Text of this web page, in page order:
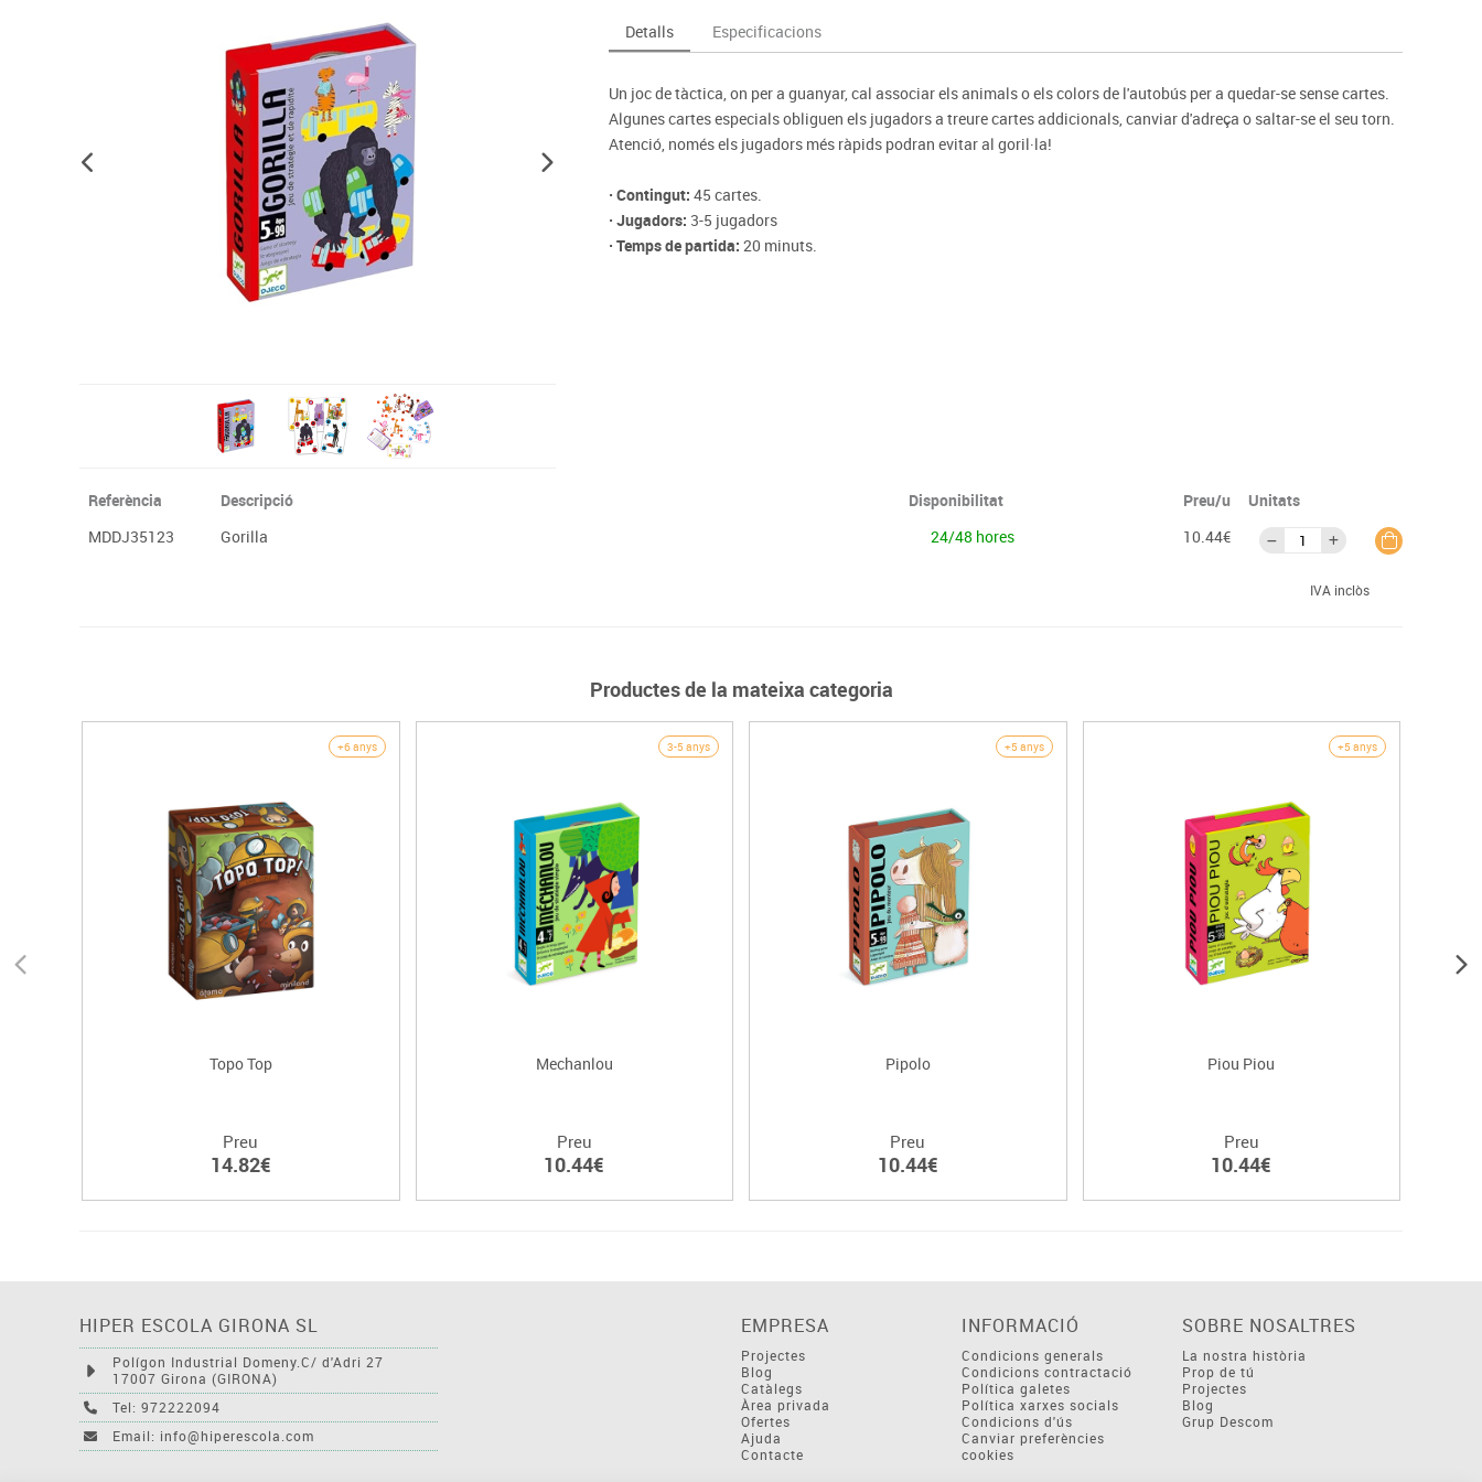
Plastificació, enquadernació i destrucció
Dibuix tècnic i artístic
Espais exteriors
Psicomotricitat
Jocs simbòlics
Mobiliari tecnològic
Monitors interactius
Videoprojecció
Taules escolars, abatibles i polivalents
Penjadors, prestatges i taquilles
Cadires, bancs i tamborets
Entrenament
Foam
Esports raqueta
Gimnàstica rítmica
Detalls Especificacions
Un joc de tàctica, on per a guanyar, cal associar els animals o els colors de l'autobús per a quedar-se sense cartes.
Algunes cartes especials obliguen els jugadors a treure cartes addicionals, canviar d'adreça o saltar-se el seu torn.
Atenció, només els jugadors més ràpids podran evitar al goril·la!
· Contingut: 45 cartes.
· Jugadors: 3-5 jugadors
· Temps de partida: 20 minuts.
Referència Descripció Disponibilitat Preu/u
Unitats
MDDJ35123
Gorilla 24/48 hores 10.44€
IVA inclòs
Productes de la mateixa categoria
+6 anys
Topo Top
Preu
14.82€
3-5 anys
Mechanlou
Preu
10.44€
+5 anys
Pipolo
Preu
10.44€
+5 anys
Piou Piou
Preu
10.44€
HIPER ESCOLA GIRONA SL
Polígon Industrial Domeny.C/ d'Adri 27
17007 Girona (GIRONA)
Tel: 972222094
Email: info@hiperescola.com
EMPRESA
Projectes
Blog
Catàlegs
Àrea privada
Ofertes
Ajuda
Contacte
INFORMACIÓ
Condicions generals
Condicions contractació
Política galetes
Política xarxes socials
Condicions d'ús
Canviar preferències
cookies
SOBRE NOSALTRES
La nostra història
Prop de tú
Projectes
Blog
Grup Descom